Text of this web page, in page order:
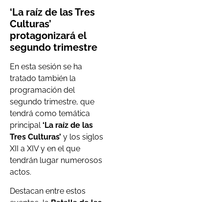
‘La raíz de las Tres
Culturas’
protagonizará el
segundo trimestre
En esta sesión se ha
tratado también la
programación del
segundo trimestre, que
tendrá como temática
principal‘La raíz de las
Tres Culturas’ y los siglos
XII a XIV y en el que
tendrán lugar numerosos
actos.
Destacan entre estos